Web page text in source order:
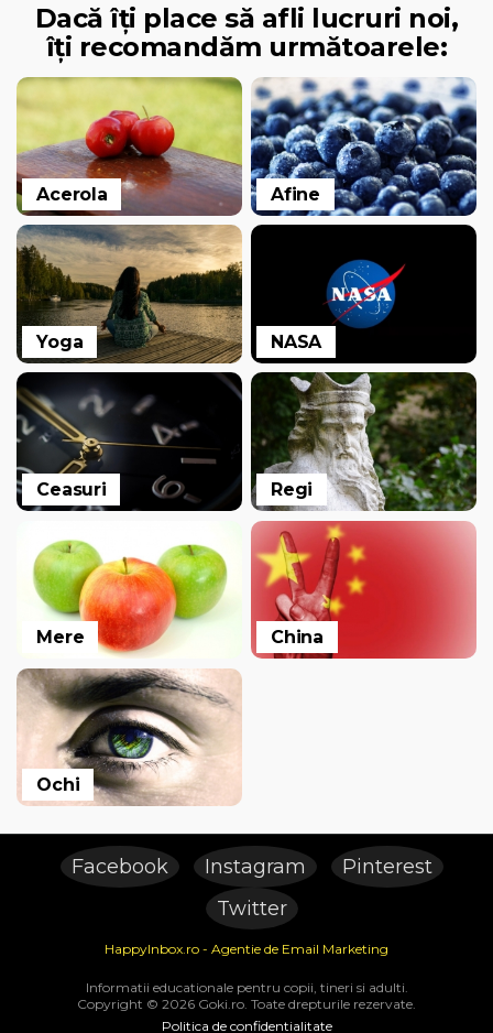
Dacă îți place să afli lucruri noi,
îți recomandăm următoarele:
Acerola Afine
Yoga NASA
Ceasuri Regi
Mere China
Ochi
Facebook Instagram
Pinterest
Twitter
HappyInbox.ro - Agentie de Email Marketing
Informatii educationale pentru copii, tineri si adulti.
Copyright © 2026 Goki.ro. Toate drepturile rezervate.
Politica de confidentialitate